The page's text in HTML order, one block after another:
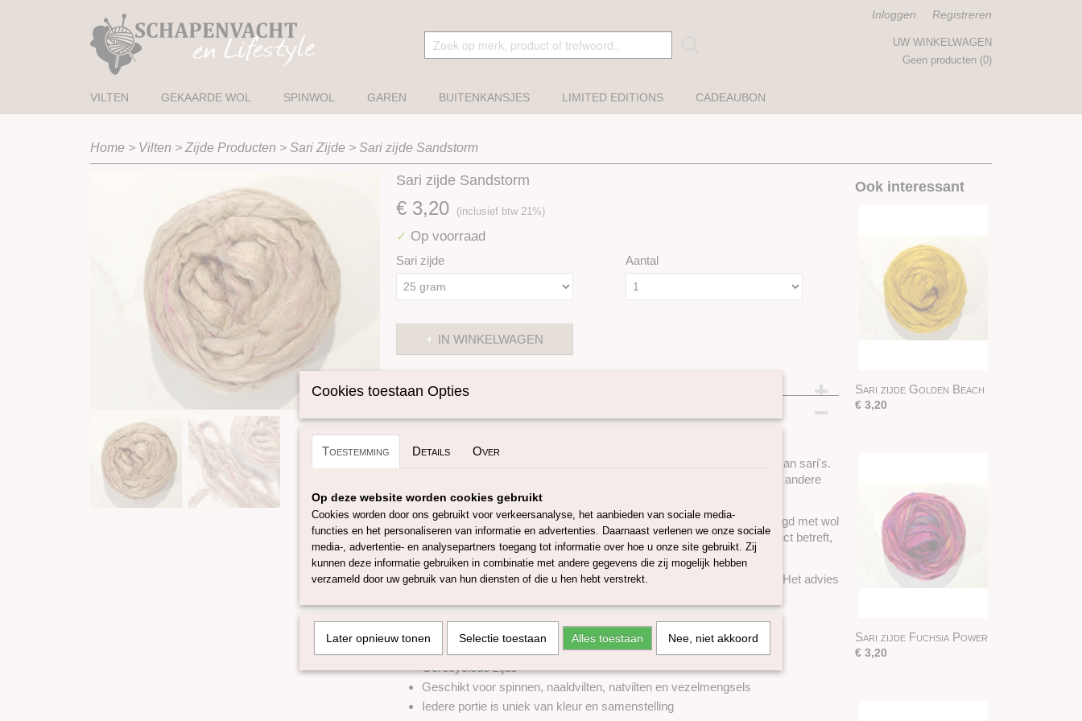
Inloggen Registreren
UW WINKELWAGEN
Geen producten (0)
VILTEN GEKAARDE WOL SPINWOL GAREN BUITENKANSJES LIMITED EDITIONS CADEAUBON
Home > Vilten > Zijde Producten > Sari Zijde > Sari zijde Sandstorm
Sari zijde Sandstorm
€ 3,20 (inclusief btw 21%)
✓ Op voorraad
Sari zijde Aantal
IN WINKELWAGEN
Specificaties
Productcode
Omschrijving
Sari silk Sandstorm
Deze sari zijde is gemaakt van zijderesten die vrijkomen bij de productie van sari's.
Een sari is een traditioneel kledingstuk dat veel wordt gedragen in India en andere
delen van Zuid-Azië. De zijdevezels zijn in een lont getrokken.
De zijde is geschikt om mee te spinnen. Daarnaast kan zij worden gemengd met wol
voor gebruik bij naaldvilten en natvilten. Omdat het een handgeverfd product betreft,
kan de kleurstelling per lont verschillen.
Let op:bij gebruik van warm water kan de zijde kleur afgeven of uitlopen. Het advies
Verpakking:
Wordt geleverd in porties van 25 gram
Gerecyclede zijde
Geschikt voor spinnen, naaldvilten, natvilten en vezelmengsels
Iedere portie is uniek van kleur en samenstelling
Ook interessant
Sari zijde Golden Beach
€ 3,20
Sari zijde Fuchsia Power
€ 3,20
Cookies toestaan Opties
Toestemming Details Over
Op deze website worden cookies gebruikt
Cookies worden door ons gebruikt voor verkeersanalyse, het aanbieden van sociale media-
functies en het personaliseren van informatie en advertenties. Daarnaast verlenen we onze sociale
media-, advertentie- en analysepartners toegang tot informatie over hoe u onze site gebruikt. Zij
kunnen deze informatie gebruiken in combinatie met andere gegevens die zij mogelijk hebben
verzameld door uw gebruik van hun diensten of die u hen hebt verstrekt.
Later opnieuw tonen Selectie toestaan Alles toestaan Nee, niet akkoord